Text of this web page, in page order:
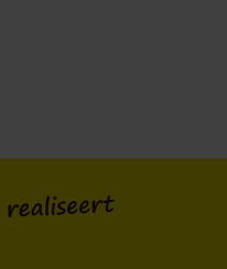
AR realiseert